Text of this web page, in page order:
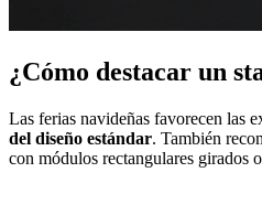
¿Cómo destacar un
Las ferias navideñas favorecen las
del diseño estándar. También
con módulos rectangulares girados